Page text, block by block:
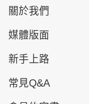
關於我們
媒體版面
新手上路
常見Q&A